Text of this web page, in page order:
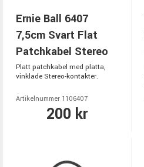
Ernie Ball 6407
7,5cm Svart Flat
Patchkabel Stereo
Platt patchkabel med platta,
vinklade Stereo-kontakter.
Artikelnummer 1106407
200 kr